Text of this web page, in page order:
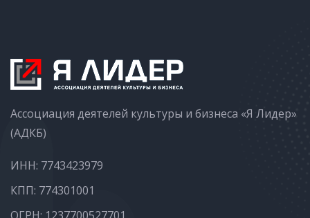
Ассоциация деятелей культуры и бизнеса «Я Лидер»
(АДКБ)
ИНН: 7743423979
КПП: 774301001